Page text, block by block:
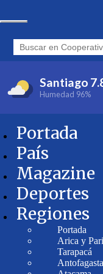
Santiago
Humedad 96%
Portada
País
Magazine
Deportes
Regiones
Portada
Arica y
Tarapacá
Antofagasta
Tópicos: País
adultos